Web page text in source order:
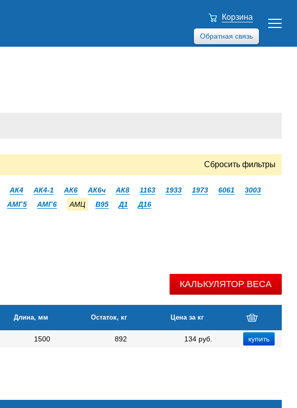
Обратная связь
Корзина
Сбросить фильтры
АК4 АК4-1 АК6 АК6ч АК8 1163 1933 1973 6061
3003
АМГ5 АМГ6 АМЦ В95 Д1 Д16
КАЛЬКУЛЯТОР ВЕСА
Длина, мм Остаток, кг Цена за кг
1500 892 134 руб.